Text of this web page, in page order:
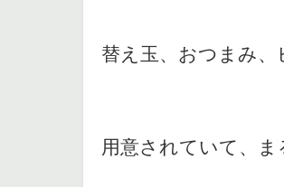
替え玉、おつまみ
用意されていて、